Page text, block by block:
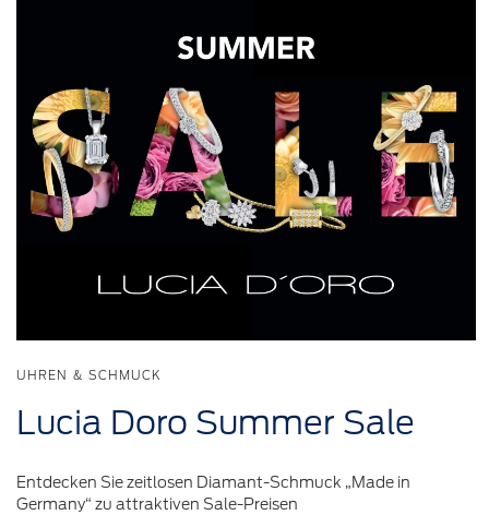
UHREN & SCHMUCK
Lucia Doro Summer Sale
Entdecken Sie zeitlosen Diamant-Schmuck „Made in
Germany“ zu attraktiven Sale-Preisen